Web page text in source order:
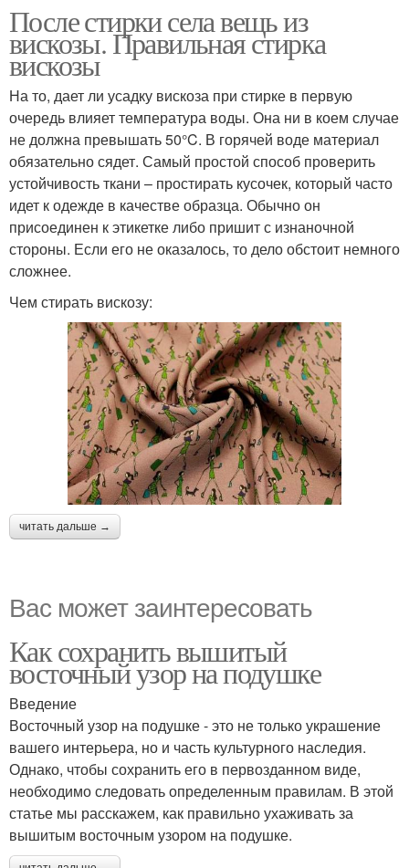
После стирки села вещь из
вискозы. Правильная стирка
вискозы
На то, дает ли усадку вискоза при стирке в первую
очередь влияет температура воды. Она ни в коем случае
не должна превышать 50°C. В горячей воде материал
обязательно сядет. Самый простой способ проверить
устойчивость ткани – простирать кусочек, который часто
идет к одежде в качестве образца. Обычно он
присоединен к этикетке либо пришит с изнаночной
стороны. Если его не оказалось, то дело обстоит немного
сложнее.
Чем стирать вискозу:
читать дальше →
Вас может заинтересовать
Как сохранить вышитый
восточный узор на подушке
Введение
Восточный узор на подушке - это не только украшение
вашего интерьера, но и часть культурного наследия.
Однако, чтобы сохранить его в первозданном виде,
необходимо следовать определенным правилам. В этой
статье мы расскажем, как правильно ухаживать за
вышитым восточным узором на подушке.